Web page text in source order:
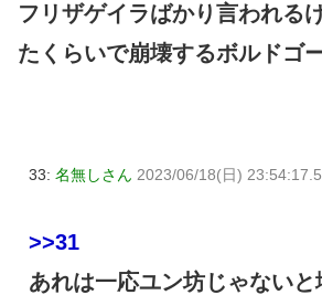
フリザゲイラばかり言われる
たくらいで崩壊するボルドゴ
33: 名無しさん 2023/06/18(日)
>>31
あれは一応ユン坊じゃない